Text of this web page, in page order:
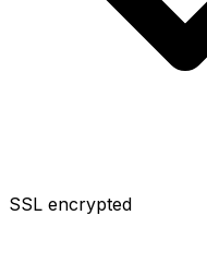
SSL encrypted